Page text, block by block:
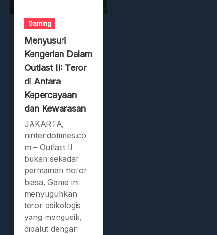
Gaming
Menyusuri
Kengerian Dalam
Outlast II: Teror
di Antara
Kepercayaan
dan Kewarasan
JAKARTA,
nintendotimes.co
m – Outlast II
bukan sekadar
permainan horor
biasa. Game ini
menyuguhkan
teror psikologis
yang mengusik,
dibalut dengan